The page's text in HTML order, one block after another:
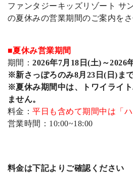
ファンタジーキッズリゾート サ
の夏休みの営業期間のご案内をさ
■夏休み営業期間
期間：2026年7月18日(土)～2026
※新さっぽろのみ8月23日(日)ま
※夏休み期間中は、トワイライ
ません。
料金：平日も含めて期間中は「ハ
営業時間：10:00~18:00
料金は下記よりご確認ください